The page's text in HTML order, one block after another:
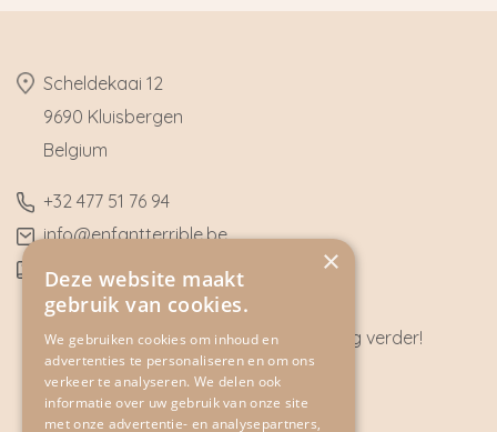
​Scheldekaai 12
9690 Kluisbergen
​Belgium
​+32 477 51 76 94
​info@enfantterrible.be
BE0636790746
Heeft u vragen? Wij helpen u graag verder!
CONTACT
×
Deze website maakt
gebruik van cookies.
We gebruiken cookies om inhoud en
advertenties te personaliseren en om ons
verkeer te analyseren. We delen ook
informatie over uw gebruik van onze site
met onze advertentie- en analysepartners,